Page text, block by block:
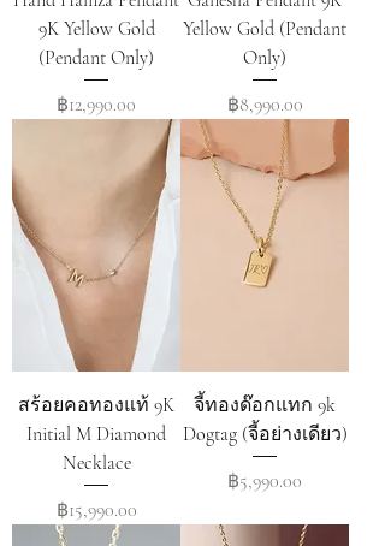
9K Yellow Gold
(Pendant Only)
Price
฿12,990.00
Yellow Gold (Pendant
Only)
Price
฿8,990.00
สร้อยคอทองแท้ 9K
Initial M Diamond
Necklace
Price
฿15,990.00
จี้ทองด๊อกแทก 9k
Dogtag (จี้อย่างเดียว)
Price
฿5,990.00